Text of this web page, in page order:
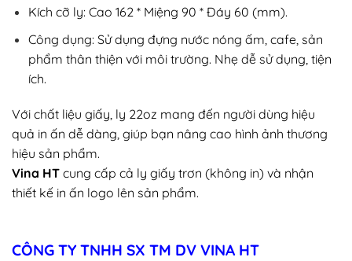
Kích cỡ ly: Cao 162 * Miệng 90 * Đáy 60 (mm).
Công dụng: Sử dụng đựng nước nóng ấm, cafe, sản
phẩm thân thiện với môi trường. Nhẹ dễ sử dụng, tiện
ích.
Với chất liệu giấy, ly 22oz mang đến người dùng hiệu
quả in ấn dễ dàng, giúp bạn nâng cao hình ảnh thương
hiệu sản phẩm.
Vina HT cung cấp cả ly giấy trơn (không in) và nhận
thiết kế in ấn logo lên sản phẩm.
CÔNG TY TNHH SX TM DV VINA HT